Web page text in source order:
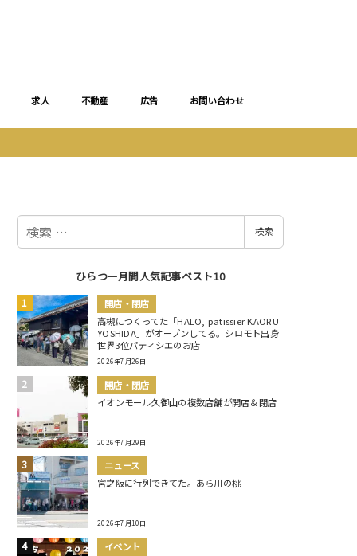
求人 不動産 広告 お問い合わせ
検
検索
ひらつー月間人気記事ベスト10
開店・閉店
高槻につくってた「HALO, patissier KAORU
YOSHIDA」がオープンしてる。シロモト出身
世界3位パティシエのお店
2026年7月26日
開店・閉店
イオンモール久御山の複数店舗が開店＆閉店
2026年7月29日
ニュース
宮之阪に行列できてた。あら川の桃
2026年7月10日
イベント